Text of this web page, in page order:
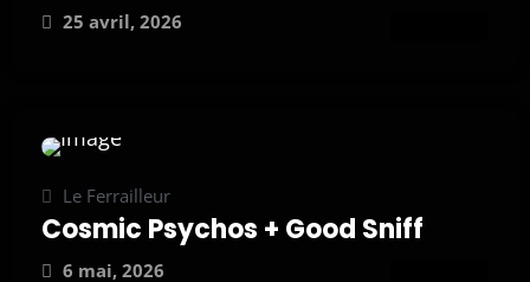
25 avril, 2026
Le Ferrailleur
Cosmic Psychos + Good Sniff
6 mai, 2026